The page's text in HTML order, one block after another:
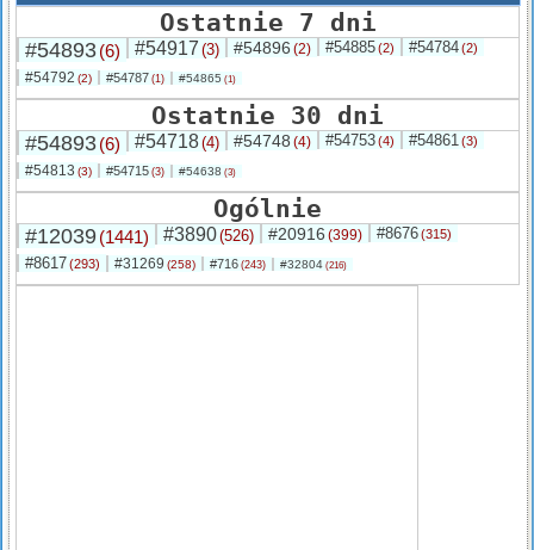
Ostatnie 7 dni
#54893(6) #54917 (3) #54896 (2) #54885(2) #54784(2)
#54792 (2) #54787 (1) #54865 (1)
Ostatnie 30 dni
#54893(6) #54718(4) #54748 (4) #54753(4) #54861(3)
#54813 (3) #54715 (3) #54638 (3)
Ogólnie
#12039(1441) #3890(526) #20916 (399) #8676(315)
#8617(293) #31269 (258) #716 (243) #32804 (216)